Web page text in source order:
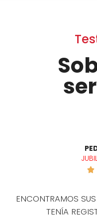

ENCONTRAMOS
TENÍA